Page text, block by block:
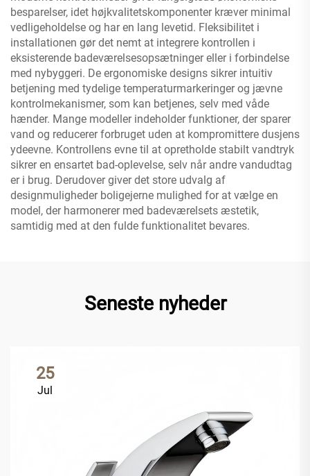
besparelser, idet højkvalitetskomponenter kræver minimal
vedligeholdelse og har en lang levetid. Fleksibilitet i
installationen gør det nemt at integrere kontrollen i
eksisterende badeværelsesopsætninger eller i forbindelse
med nybyggeri. De ergonomiske designs sikrer intuitiv
betjening med tydelige temperaturmarkeringer og jævne
kontrolmekanismer, som kan betjenes, selv med våde
hænder. Mange modeller indeholder funktioner, der sparer
vand og reducerer forbruget uden at kompromittere dusjens
ydeevne. Kontrollens evne til at opretholde stabilt vandtryk
sikrer en ensartet bad-oplevelse, selv når andre vandudtag
er i brug. Derudover giver det store udvalg af
designmuligheder boligejerne mulighed for at vælge en
model, der harmonerer med badeværelsets æstetik,
samtidig med at den fulde funktionalitet bevares.
Seneste nyheder
25
Jul